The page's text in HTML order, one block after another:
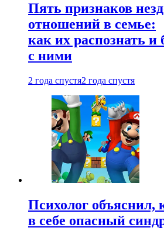
Пять признаков
отношений в семье:
как их распознать и
с ними
2 года спустя2 года спустя
Психолог объяснил,
в себе опасный